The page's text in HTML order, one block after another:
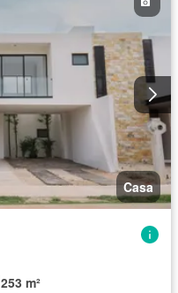
Casa
253 m²